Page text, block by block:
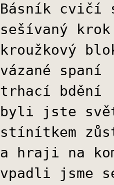
Básník cvičí
sešívaný krok
kroužkový
vázané spaní
trhací bdění
byli jste
stínítkem
a hraji na
vpadli jsme